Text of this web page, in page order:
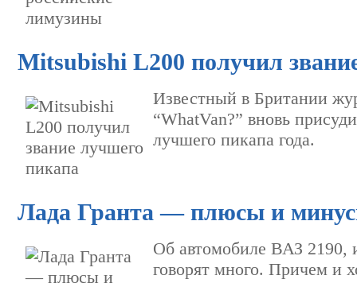
Mitsubishi L200 получил
Известный в Британии
“WhatVan?” вновь
лучшего пикапа года.
Лада Гранта — плюсы и
Об автомобиле ВАЗ 2190,
говорят много. Причем и